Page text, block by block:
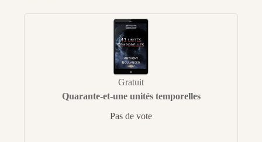
Gratuit
Quarante-et-une unités temporelles
Pas de vote